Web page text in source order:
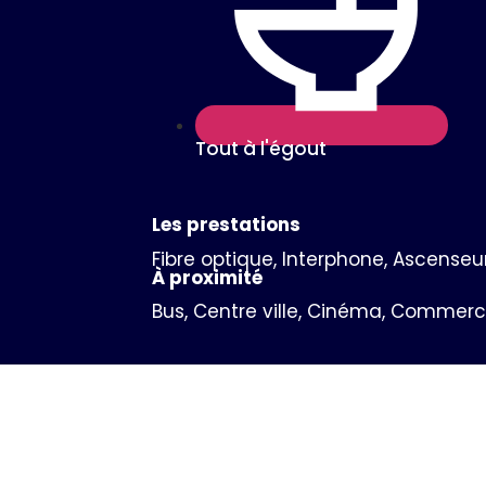
Tout à l'égout
Les prestations
Fibre optique, Interphone,
À proximité
Bus, Centre ville, Cinéma,